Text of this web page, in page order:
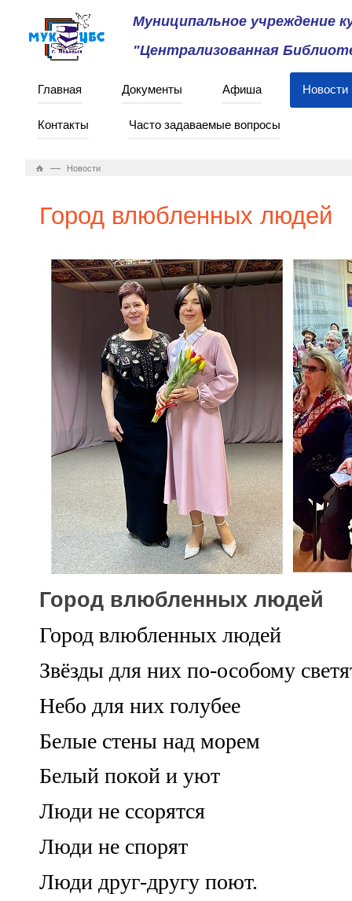
Муниципальное учреждение
"Централизованная
Главная Документы Афиша Новости
Контакты Часто задаваемые вопросы
— Новости
Город влюбленных людей
Город влюбленных людей
Город влюбленных людей
Звёзды для них по-особому
Небо для них голубее
Белые стены над морем
Белый покой и уют
Люди не ссорятся
Люди не спорят
Люди друг-другу поют.